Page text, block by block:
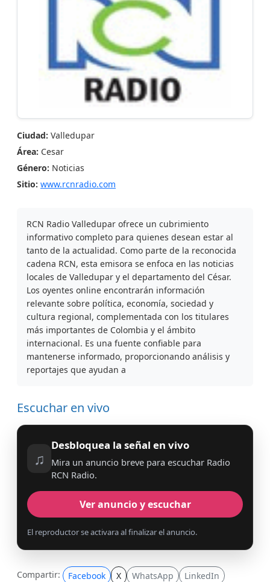
Ciudad: Valledupar
Área: Cesar
Género: Noticias
Sitio: www.rcnradio.com
RCN Radio Valledupar ofrece un cubrimiento
informativo completo para quienes desean estar al
tanto de la actualidad. Como parte de la reconocida
cadena RCN, esta emisora se enfoca en las noticias
locales de Valledupar y el departamento del César.
Los oyentes online encontrarán información
relevante sobre política, economía, sociedad y
cultura regional, complementada con los titulares
más importantes de Colombia y el ámbito
internacional. Es una fuente confiable para
mantenerse informado, proporcionando análisis y
reportajes que ayudan a
Escuchar en vivo
♫
Desbloquea la señal en vivo
Mira un anuncio breve para escuchar Radio
RCN Radio.
Ver anuncio y escuchar
El reproductor se activara al finalizar el anuncio.
Compartir: Facebook X WhatsApp LinkedIn